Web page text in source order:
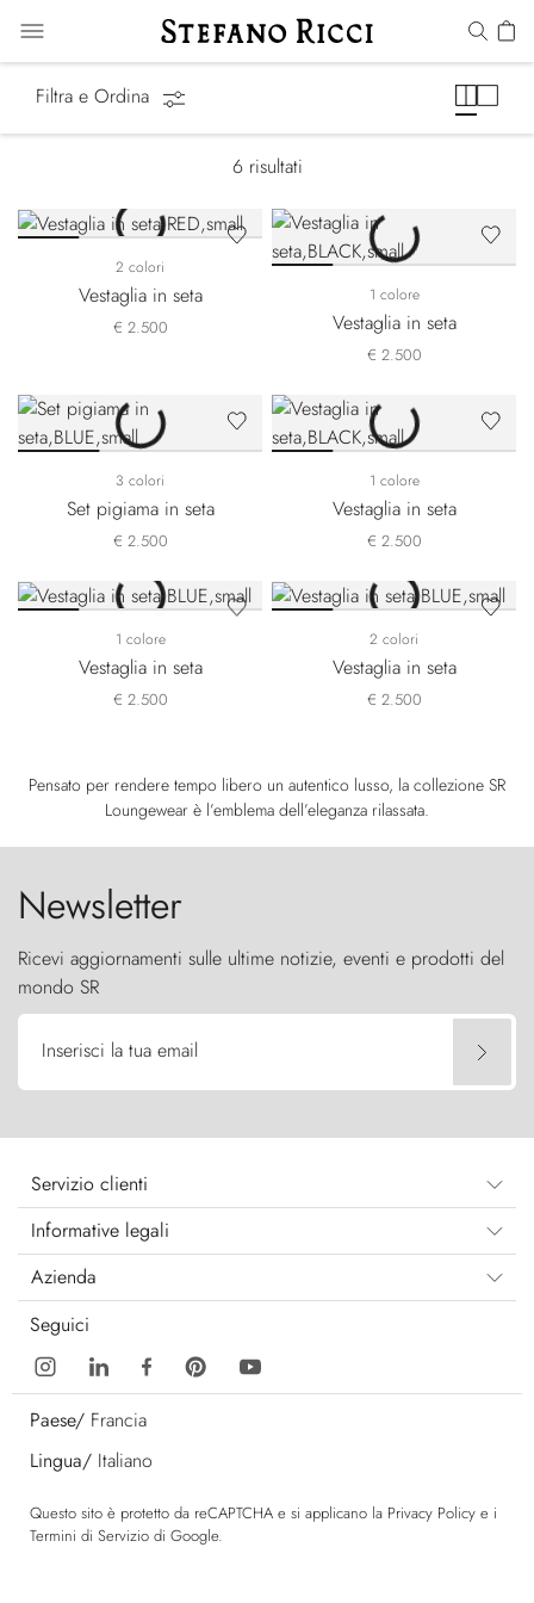
Filtra e Ordina
6 risultati
2 colori
Vestaglia in seta
€ 2.500
1 colore
Vestaglia in seta
€ 2.500
3 colori
Set pigiama in seta
€ 2.500
1 colore
Vestaglia in seta
€ 2.500
1 colore
Vestaglia in seta
€ 2.500
2 colori
Vestaglia in seta
€ 2.500
Pensato per rendere tempo libero un autentico lusso, la collezione SR
Loungewear è l’emblema dell’eleganza rilassata.
Newsletter
Ricevi aggiornamenti sulle ultime notizie, eventi e prodotti del
mondo SR
Inserisci la tua email
Servizio clienti
Informative legali
Azienda
Seguici
Paese/ Francia
Lingua/ Italiano
Questo sito è protetto da reCAPTCHA e si applicano la Privacy Policy e i
Termini di Servizio di Google.